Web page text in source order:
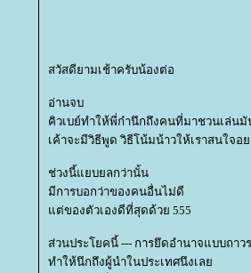
สวัสดียามเช้าครับน้องต่อ
อ่านจบ
คิวเบย์ทำให้พี่ก๋านึกถึงคนที่มาชวนเล่นมั
เค้าจะมีวิธีพูด วิธีโน้มน้าวให้เราสนใจอ
ช่วงนี้แยบยลกว่านั้น
มีการบอกว่าของคนอื่นไม่ดี
ต่ของตัวเองดีที่สุดด้วย 555
ส่วนประโยคนี้ --- การยึดอำนาจแบบถาวร
ทำให้นึกถึงผู้นำในประเทศนึงเล